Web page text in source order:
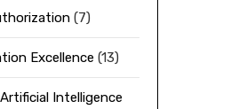
(7)
Excellence (13)
Intelligence